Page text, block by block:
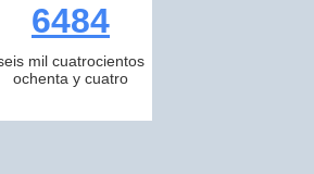
6484
mil cuatrocientos
ochenta y cuatro